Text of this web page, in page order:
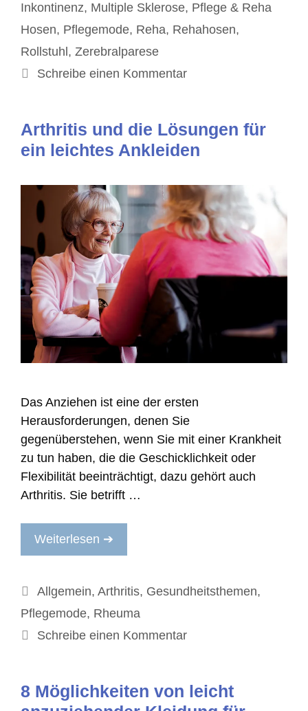
Inkontinenz, Multiple Sklerose, Pflege & Reha
Hosen, Pflegemode, Reha, Rehahosen,
Rollstuhl , Zerebralparese
Schreibe einen Kommentar
Arthritis und die Lösungen für
ein leichtes Ankleiden
Das Anziehen ist eine der ersten
Herausforderungen, denen Sie
gegenüberstehen, wenn Sie mit einer Krankheit
zu tun haben, die die Geschicklichkeit oder
Flexibilität beeinträchtigt, dazu gehört auch
Arthritis. Sie betrifft …
Weiterlesen ➔
Kategorien
Allgemein, Arthritis, Gesundheitsthemen,
Pflegemode, Rheuma
Schreibe einen Kommentar
8 Möglichkeiten von leicht